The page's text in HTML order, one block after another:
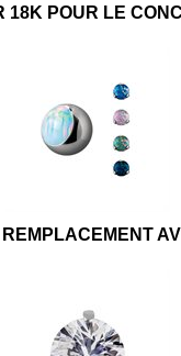
18K POUR LE